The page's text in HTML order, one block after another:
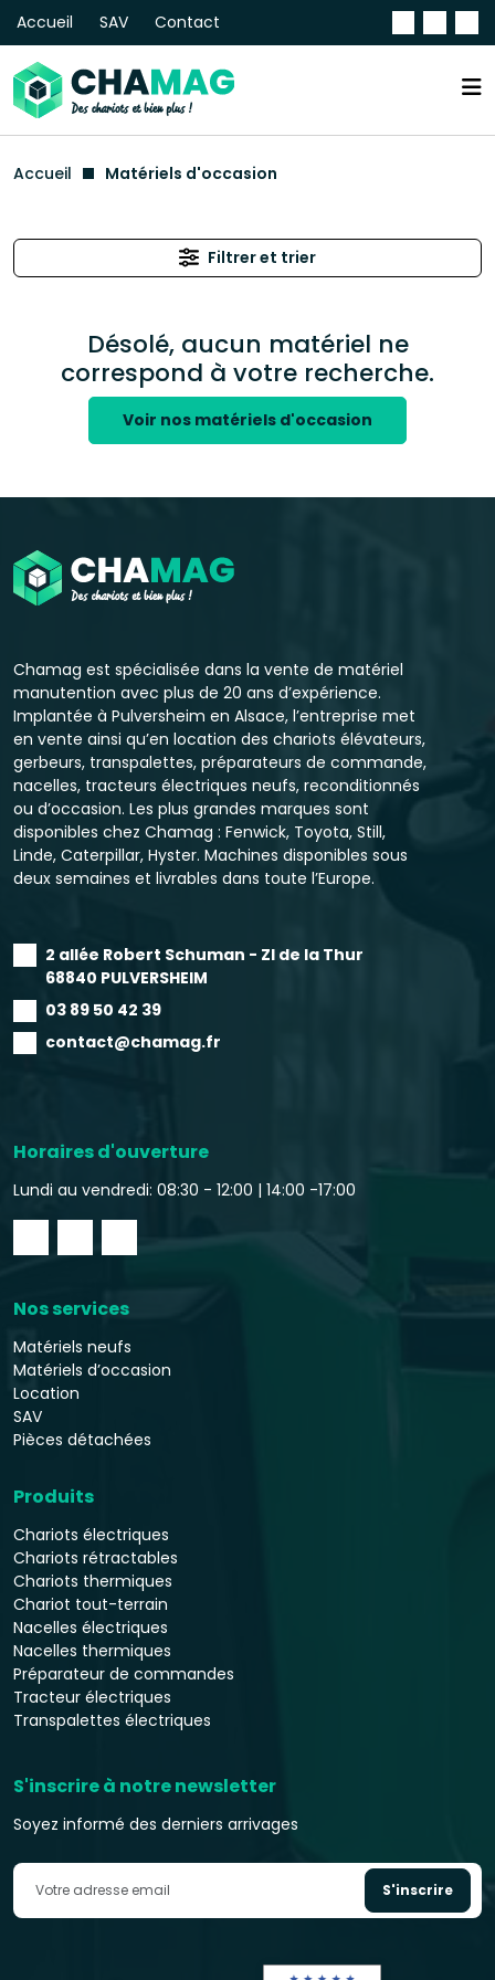
Accueil SAV Contact
Accueil Matériels d'occasion
Filtrer et trier
Désolé, aucun matériel ne
correspond à votre recherche.
Voir nos matériels d'occasion
Chamag est spécialisée dans la vente de matériel
manutention avec plus de 20 ans d’expérience.
Implantée à Pulversheim en Alsace, l’entreprise met
en vente ainsi qu’en location des chariots élévateurs,
gerbeurs, transpalettes, préparateurs de commande,
nacelles, tracteurs électriques neufs, reconditionnés
ou d’occasion. Les plus grandes marques sont
disponibles chez Chamag : Fenwick, Toyota, Still,
Linde, Caterpillar, Hyster. Machines disponibles sous
deux semaines et livrables dans toute l’Europe.
2 allée Robert Schuman - ZI de la Thur
68840 PULVERSHEIM
03 89 50 42 39
contact@chamag.fr
Horaires d'ouverture
Lundi au vendredi: 08:30 - 12:00 | 14:00 -17:00
Nos services
Matériels neufs
Matériels d’occasion
Location
SAV
Pièces détachées
Produits
Chariots électriques
Chariots rétractables
Chariots thermiques
Chariot tout-terrain
Nacelles électriques
Nacelles thermiques
Préparateur de commandes
Tracteur électriques
Transpalettes électriques
S'inscrire à notre newsletter
Soyez informé des derniers arrivages
S'inscrire